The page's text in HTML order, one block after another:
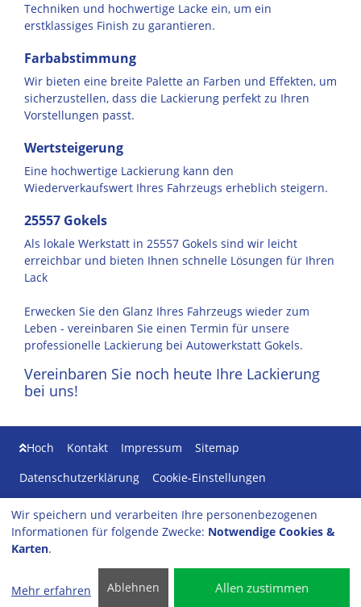
Techniken und hochwertige Lacke ein, um ein
erstklassiges Finish zu garantieren.
Farbabstimmung
Wir bieten eine breite Palette an Farben und Effekten, um
sicherzustellen, dass die Lackierung perfekt zu Ihren
Vorstellungen passt.
Wertsteigerung
Eine hochwertige Lackierung kann den
Wiederverkaufswert Ihres Fahrzeugs erheblich steigern.
25557 Gokels
Als lokale Werkstatt in 25557 Gokels sind wir leicht
erreichbar und bieten Ihnen schnelle Lösungen für Ihren
Lack
Erwecken Sie den Glanz Ihres Fahrzeugs wieder zum
Leben - vereinbaren Sie einen Termin für unsere
professionelle Lackierung bei Autowerkstatt Gokels.
Vereinbaren Sie noch heute Ihre Lackierung
bei uns!
Hoch Kontakt Impressum
Sitemap
Datenschutzerklärung
Cookie-Einstellungen
Autowerkstatt Gokels
Bundesstraße 45
25557 Gokels
info@autowerkstatt-gokels.de
Wir speichern und verarbeiten Ihre personenbezogenen
Informationen für folgende Zwecke: Notwendige Cookies &
Karten.
Mehr erfahren Ablehnen Allen zustimmen